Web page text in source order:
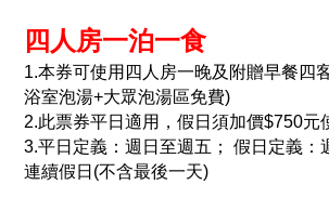
四人房一泊一食
1.本券可使用四人房一晚及附贈早餐四
浴室泡湯+大眾泡湯區免費)
2.此票券平日適用，假日須加價$750元
3.平日定義：週日至週五； 假日定義：
連續假日(不含最後一天)